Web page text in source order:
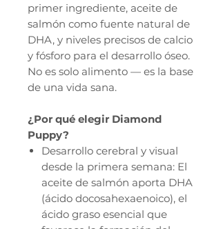
primer ingrediente, aceite de
salmón como fuente natural de
DHA, y niveles precisos de calcio
y fósforo para el desarrollo óseo.
No es solo alimento — es la base
de una vida sana.
¿Por qué elegir Diamond
Puppy?
Desarrollo cerebral y visual
desde la primera semana: El
aceite de salmón aporta DHA
(ácido docosahexaenoico), el
ácido graso esencial que